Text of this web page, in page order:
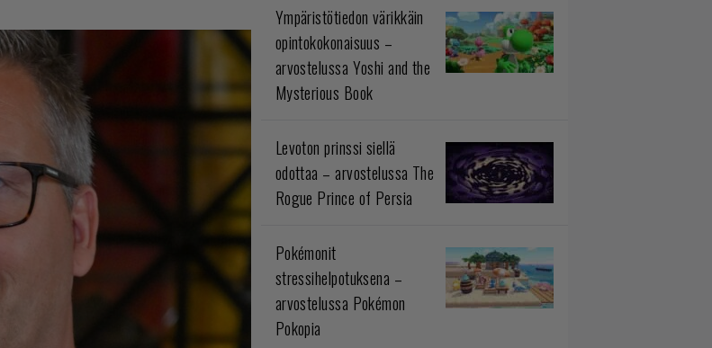
Ympäristötiedon värikkäin
opintokokonaisuus –
arvostelussa Yoshi and the
Mysterious Book
Levoton prinssi siellä
odottaa – arvostelussa The
Rogue Prince of Persia
Pokémonit
stressihelpotuksena –
arvostelussa Pokémon
Pokopia